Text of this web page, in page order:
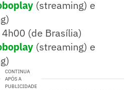
(streaming) e
(de Brasília)
(streaming) e
CONTINUA
APÓS A
PUBLICIDADE